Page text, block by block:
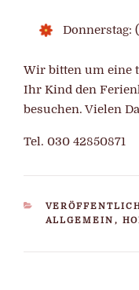
Wir bitten um eine
Ihr Kind den
besuchen. Vielen
Tel. 030 42850871
KATEGORIEN
ALLGEMEIN ,